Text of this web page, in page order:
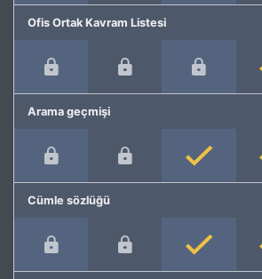
Ofis Ortak Kavram Listesi
Arama geçmişi
Cümle sözlüğü